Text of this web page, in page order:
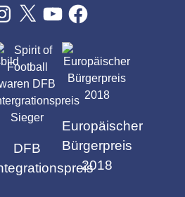
X YouTubeFacebook
DFB
Europäischer
Bürgerpreis
2018